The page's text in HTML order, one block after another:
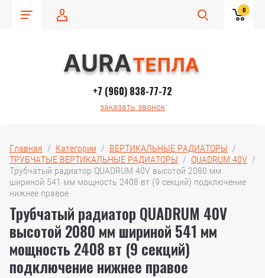
0
+7 (960) 838-77-72
заказать звонок
Главная
  /
Категории
  /
ВЕРТИКАЛЬНЫЕ РАДИАТОРЫ
ТРУБЧАТЫЕ ВЕРТИКАЛЬНЫЕ РАДИАТОРЫ
  /
QUADRUM 40V
  /
Трубчатый радиатор QUADRUM 40V высотой 2080 мм
шириной 541 мм мощность 2408 вт (9 секций) подключение
нижнее правое
Трубчатый радиатор QUADRUM 40V
высотой 2080 мм шириной 541 мм
мощность 2408 вт (9 секций)
подключение нижнее правое